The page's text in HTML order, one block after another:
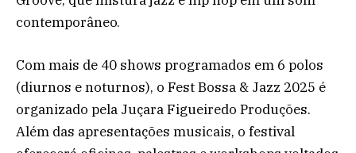
contemporâneo.
Com mais de 40 shows programados em 6 polos
(diurnos e noturnos), o Fest Bossa & Jazz 2025 é
organizado pela Juçara Figueiredo Produções.
Além das apresentações musicais, o festival